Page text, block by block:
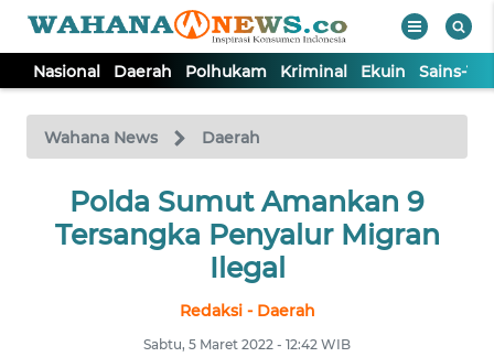
Nasional Daerah Polhukam Kriminal Ekuin Sains-
Wahana News Daerah
Polda Sumut Amankan 9
Tersangka Penyalur Migran
Ilegal
Redaksi - Daerah
Sabtu, 5 Maret 2022 - 12:42 WIB
TV
Tutup
NASIONAL